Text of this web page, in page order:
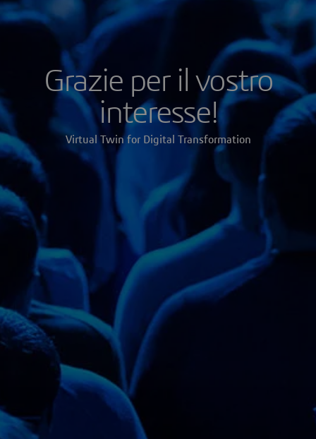
Grazie per il vostro
interesse!
Virtual Twin for Digital Transformation